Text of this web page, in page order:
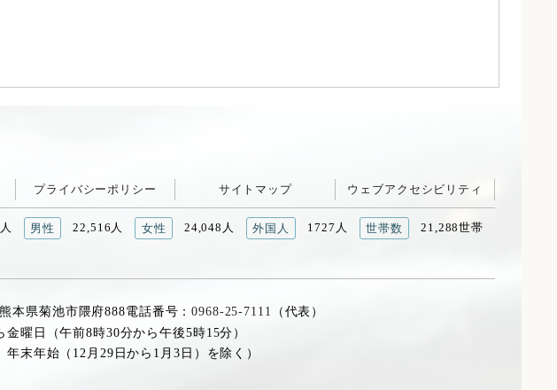
プライバシーポリシー サイトマップ ウェブアクセシビリティ
男性 22,516人 女性 24,048人 外国人 1727人 世帯数 21,288世帯
本県菊池市隈府888電話番号：0968-25-7111
（代表）
曜日（午前8時30分から午後5時15分）
年末年始（12月29日から1月3日）を除く）